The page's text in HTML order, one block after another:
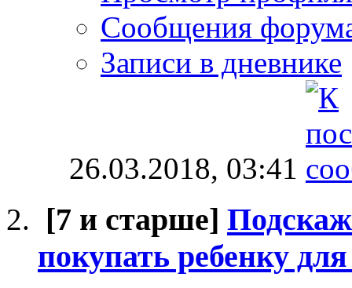
Сообщения
Записи в дневнике
26.03.2018, 03:41
[7 и старше]
покупать ребенку